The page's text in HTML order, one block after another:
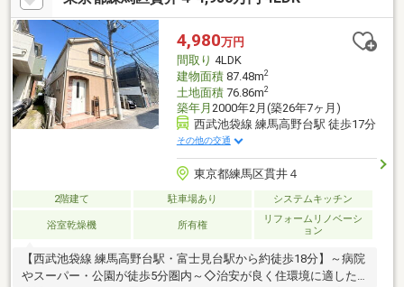
置されたトイレなど、生活動線にも配慮されています！部屋数・
広さ・日当たりのすべてに妥協したくないご家族に、自信を持っ
ておすすめできる一棟です！お気軽にお問い合わせください♪
4,980万円
間取り 4LDK
建物面積87.48m2
土地面積76.86m2
築年月 2000年2月(築26年7ヶ月)
西武池袋線 練馬高野台駅 徒歩17分
その他の交通
東京都練馬区貫井４
2階建て 駐車場あり システムキッチン
浴室乾燥機 所有権
リフォームリノベーシ
ョン
【西武池袋線 練馬高野台駅・富士見台駅から約徒歩18分】～病院
やスーパー・公園が徒歩5分圏内～◇治安が良く住環境に適した